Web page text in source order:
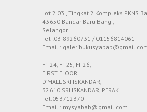
Lot 2.03 , Tingkat 2 Kompleks PKNS
43650 Bandar Baru Bangi,
Selangor.
Tel :03-89260731 / 01156814061
Email :
Ff-24, Ff-25, Ff-26,
FIRST FLOOR
D’MALL SRI ISKANDAR,
32610 SRI ISKANDAR, PERAK.
Tel:053712370
Email : mysyabab@gmail.com